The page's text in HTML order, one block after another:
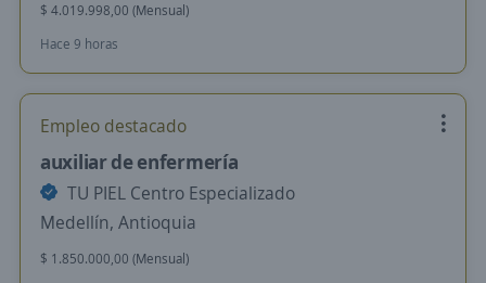
$ 4.019.998,00 (Mensual)
Hace 9 horas
Empleo destacado
auxiliar de enfermería
TU PIEL Centro Especializado
Medellín, Antioquia
$ 1.850.000,00 (Mensual)